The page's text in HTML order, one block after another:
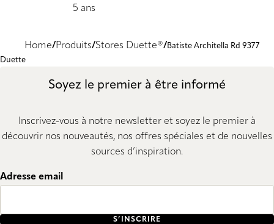
5 ans
Home Produits Stores Duette®
Batiste Architella Rd 9377
Duette
Soyez le premier à être informé
Inscrivez-vous à notre newsletter et soyez le premier à
découvrir nos nouveautés, nos offres spéciales et de nouvelles
sources d’inspiration.
Adresse email
S’INSCRIRE